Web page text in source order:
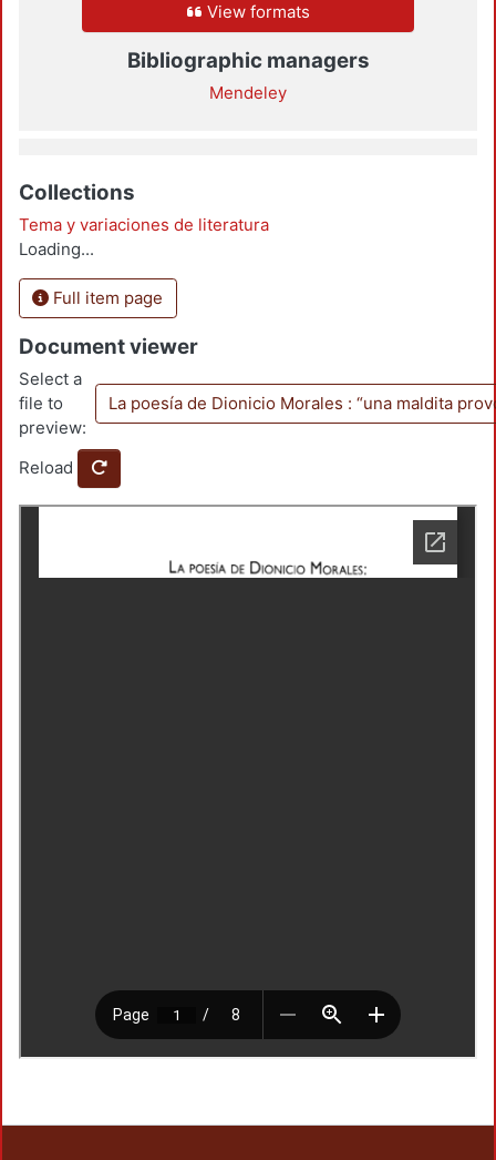
View formats
Bibliographic managers
Mendeley
Collections
Tema y variaciones de literatura
Loading...
Full item page
Document viewer
Select a
file to
preview:
La poesía de Dionicio Morales : “una maldita
Reload